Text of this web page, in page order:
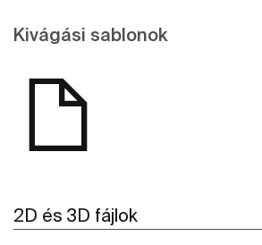
Kivágási sablonok
2D és 3D fájlok